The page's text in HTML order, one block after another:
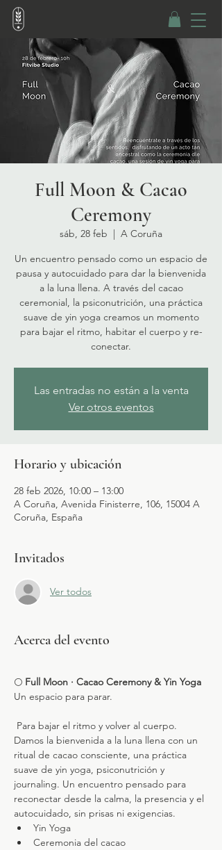
Full Moon & Cacao
Ceremony
sáb, 28 feb
  |
A Coruña
Un encuentro pensado como un espacio de
pausa y autocuidado para dar la bienvenida
a la luna llena. A través del cacao
ceremonial, la psiconutrición, una práctica
suave de yin yoga creamos un momento
para bajar el ritmo, habitar el cuerpo y re-
conectar.
Las entradas no están a la venta
Ver otros eventos
Horario y ubicación
28 feb 2026, 10:00 – 13:00
A Coruña, Avenida Finisterre, 106, 15004 A
Coruña, España
Invitados
Ver todos
Acerca del evento
🌕 Full Moon · Cacao Ceremony & Yin Yoga
Un espacio para parar.
Para bajar el ritmo y volver al cuerpo.
Damos la bienvenida a la luna llena con un
ritual de cacao consciente, una práctica
suave de yin yoga, psiconutrición y
journaling. Un encuentro pensado para
reconectar desde la calma, la presencia y el
autocuidado, sin prisas ni exigencias.
Yin Yoga
Ceremonia del cacao